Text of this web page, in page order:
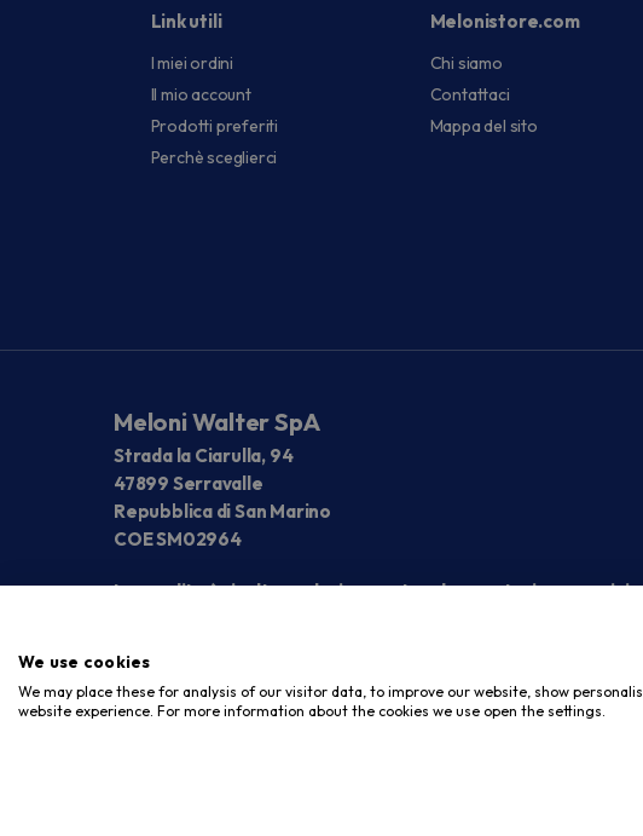
Link utili
I miei ordini
Il mio account
Prodotti preferiti
Perchè sceglierci
Melonistore.com
Chi siamo
Contattaci
Mappa del sito
Meloni Walter SpA
Strada la Ciarulla, 94
47899 Serravalle
Repubblica di San Marino
COE SM02964
La vendita è rivolta esclusivamente ad operatori economici
We use cookies
We may place these for analysis of our visitor data, to improve our website, show
website experience. For more information about the cookies we use open the settings.